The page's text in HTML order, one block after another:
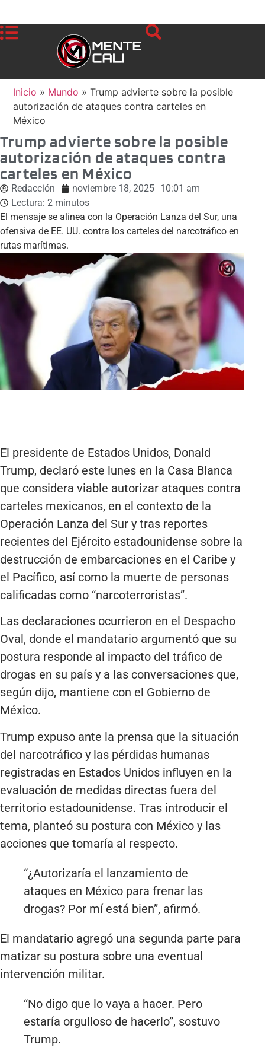
Inicio » Mundo »Trump advierte sobre la posible
autorización de ataques contra carteles en
México
Trump advierte sobre la posible
autorización de ataques contra
carteles en México
Redacción noviembre 18, 2025 10:01 am
Lectura: 2 minutos
El mensaje se alinea con la Operación Lanza del Sur, una
ofensiva de EE. UU. contra los carteles del narcotráfico en
rutas marítimas.
El presidente de Estados Unidos, Donald
Trump, declaró este lunes en la Casa Blanca
que considera viable autorizar ataques contra
carteles mexicanos, en el contexto de la
Operación Lanza del Sur y tras reportes
recientes del Ejército estadounidense sobre la
destrucción de embarcaciones en el Caribe y
el Pacífico, así como la muerte de personas
calificadas como “narcoterroristas”.
Las declaraciones ocurrieron en el Despacho
Oval, donde el mandatario argumentó que su
postura responde al impacto del tráfico de
drogas en su país y a las conversaciones que,
según dijo, mantiene con el Gobierno de
México.
Trump expuso ante la prensa que la situación
del narcotráfico y las pérdidas humanas
registradas en Estados Unidos influyen en la
evaluación de medidas directas fuera del
territorio estadounidense. Tras introducir el
tema, planteó su postura con México y las
acciones que tomaría al respecto.
“¿Autorizaría el lanzamiento de
ataques en México para frenar las
drogas? Por mí está bien”, afirmó.
El mandatario agregó una segunda parte para
matizar su postura sobre una eventual
intervención militar.
“No digo que lo vaya a hacer. Pero
estaría orgulloso de hacerlo”, sostuvo
Trump.